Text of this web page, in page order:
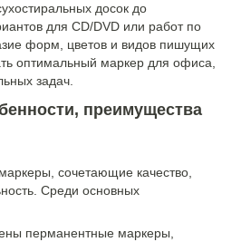
досок до
для CD/DVD или работ по
форм, цветов и видов пишущих
оптимальный маркер для офиса,
задач.
преимущества
сочетающие качество,
Среди основных
перманентные маркеры,